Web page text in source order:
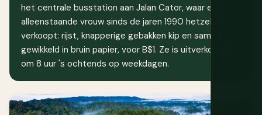
het centrale busstation aan Jalan Cator, waar een
alleenstaande vrouw sinds de jaren 1990 hetzelfde
verkoopt: rijst, knapperige gebakken kip en sambal,
gewikkeld in bruin papier, voor B$1. Ze is uitverkocht
om 8 uur 's ochtends op weekdagen.